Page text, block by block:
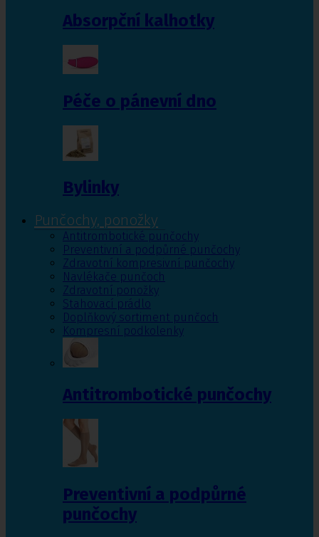
Absorpční kalhotky
Péče o pánevní dno
Bylinky
Punčochy, ponožky
Antitrombotické punčochy
Preventivní a podpůrné punčochy
Zdravotní kompresivní punčochy
Navlékače punčoch
Zdravotní ponožky
Stahovací prádlo
Doplňkový sortiment punčoch
Kompresní podkolenky
Antitrombotické punčochy
Preventivní a podpůrné
punčochy